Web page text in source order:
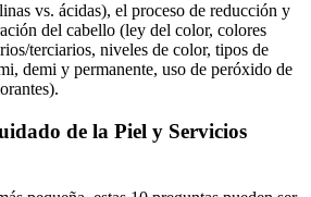
vs. ácidas), el proceso de reducción y
del cabello (ley del color, colores
terciarios, niveles de color, tipos de
demi y permanente, uso de peróxido de
de la Piel y Servicios